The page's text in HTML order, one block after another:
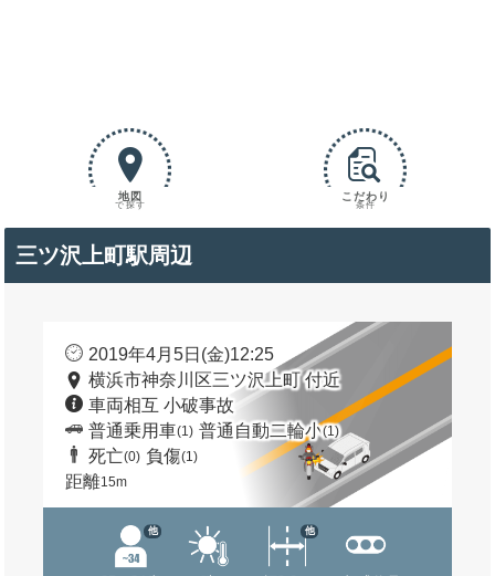
地図
で探す
こだわり
条件
三ツ沢上町駅周辺
2019年4月5日(金)12:25
横浜市神奈川区三ツ沢上町 付近
車両相互 小破事故
普通乗用車(1) 普通自動二輪小(1)
死亡(0) 負傷(1)
距離15m
他 他